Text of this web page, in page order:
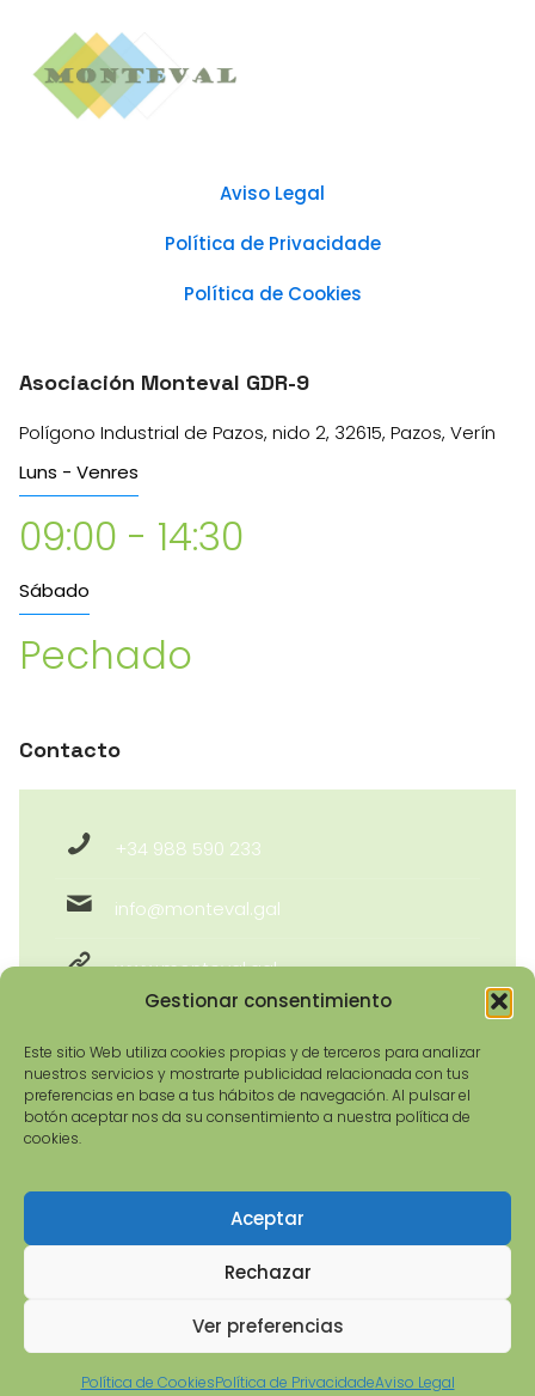
Gestionar consentimiento
Este sitio Web utiliza cookies propias y de terceros para analizar
nuestros servicios y mostrarte publicidad relacionada con tus
preferencias en base a tus hábitos de navegación. Al pulsar el
botón aceptar nos da su consentimiento a nuestra política de
cookies.
Aceptar
Rechazar
Ver preferencias
Política de CookiesPolítica de PrivacidadeAviso Legal
Aviso Legal
Política de Privacidade
Política de Cookies
Asociación Monteval GDR-9
Polígono Industrial de Pazos, nido 2, 32615, Pazos, Verín
Luns - Venres
09:00 - 14:30
Sábado
Pechado
Contacto
+34 988 590 233
info@monteval.gal
www.monteval.gal
© 2026 Asociación Monteval GDR-9 | Todos os
dereitos reservados | Deseño e Denvolvemento: